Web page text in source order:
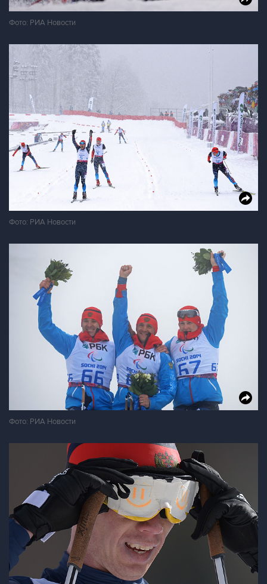
Фото: РИА Новости
Фото: РИА Новости
Фото: РИА Новости